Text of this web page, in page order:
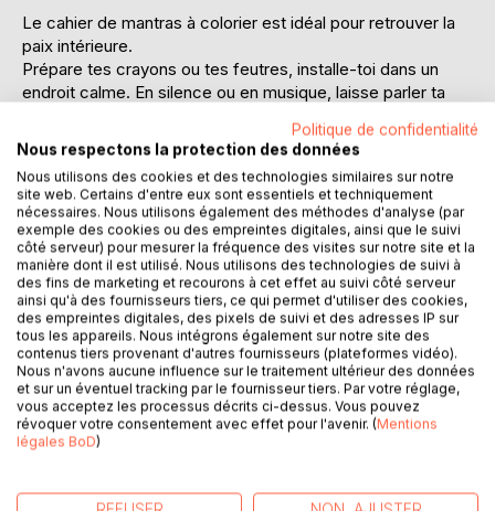
Le cahier de mantras à colorier est idéal pour retrouver la
paix intérieure.
Prépare tes crayons ou tes feutres, installe-toi dans un
endroit calme. En silence ou en musique, laisse parler ta
livret.
Couleurs vives qui stimulent et réveillent ton énergie ?
Couleurs douces et tendres pour apaiser un mental agité ?
À toi de choisir !
Patchwork ou camaïeux, chaque page correspond à une
nouvelle atmosphère, une nouvelle méditation...
Le mantra est accompagné d'un mandala, d'une illustration
ou simplement de lettres à décorer.
Ce cahier contient 43 mantras riches d'éléments variés à
mettre en couleur.
Il s'agit d'un outil ludique de développement personnel
destiné à tous les âges.
- Impression seulement sur le recto de la page pour éviter
Politique de confidentialité
Nous respectons la protection des données
Nous utilisons des cookies et des technologies similaires sur notre
site web. Certains d'entre eux sont essentiels et techniquement
nécessaires. Nous utilisons également des méthodes d'analyse (par
exemple des cookies ou des empreintes digitales, ainsi que le suivi
côté serveur) pour mesurer la fréquence des visites sur notre site et la
manière dont il est utilisé. Nous utilisons des technologies de suivi à
des fins de marketing et recourons à cet effet au suivi côté serveur
ainsi qu'à des fournisseurs tiers, ce qui permet d'utiliser des cookies,
des empreintes digitales, des pixels de suivi et des adresses IP sur
tous les appareils. Nous intégrons également sur notre site des
contenus tiers provenant d'autres fournisseurs (plateformes vidéo).
Nous n'avons aucune influence sur le traitement ultérieur des données
et sur un éventuel tracking par le fournisseur tiers. Par votre réglage,
vous acceptez les processus décrits ci-dessus. Vous pouvez
révoquer votre consentement avec effet pour l'avenir. (Mentions
légales BoD)